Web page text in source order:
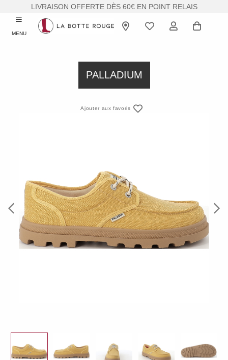
LIVRAISON OFFERTE DÈS 60€ EN POINT RELAIS
MENU
PALLADIUM
Ajouter aux favoris
Previous